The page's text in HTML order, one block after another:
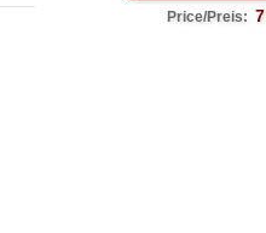
Price/Preis: